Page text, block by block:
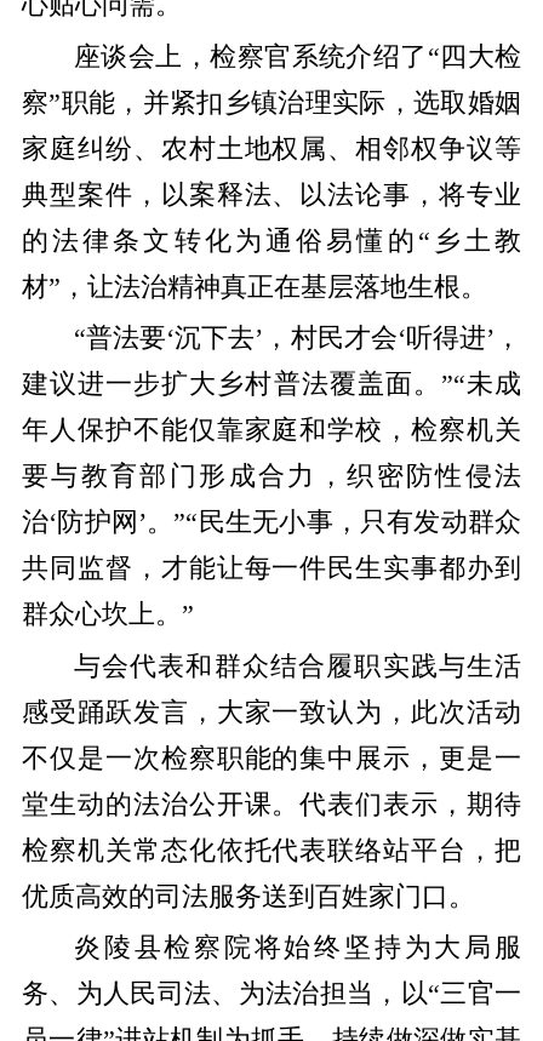
座谈会上，检察官系统介绍了“四大检
察”职能，并紧扣乡镇治理实际，选取婚姻
家庭纠纷、农村土地权属、相邻权争议等
典型案件，以案释法、以法论事，将专业
的法律条文转化为通俗易懂的“乡土教
材”，让法治精神真正在基层落地生根。
“普法要‘沉下去’，村民才会‘听得进’，
建议进一步扩大乡村普法覆盖面。”“未成
年人保护不能仅靠家庭和学校，检察机关
要与教育部门形成合力，织密防性侵法
治‘防护网’。”“民生无小事，只有发动群众
共同监督，才能让每一件民生实事都办到
群众心坎上。”
与会代表和群众结合履职实践与生活
感受踊跃发言，大家一致认为，此次活动
不仅是一次检察职能的集中展示，更是一
堂生动的法治公开课。代表们表示，期待
检察机关常态化依托代表联络站平台，把
优质高效的司法服务送到百姓家门口。
炎陵县检察院将始终坚持为大局服
务、为人民司法、为法治担当，以“三官一